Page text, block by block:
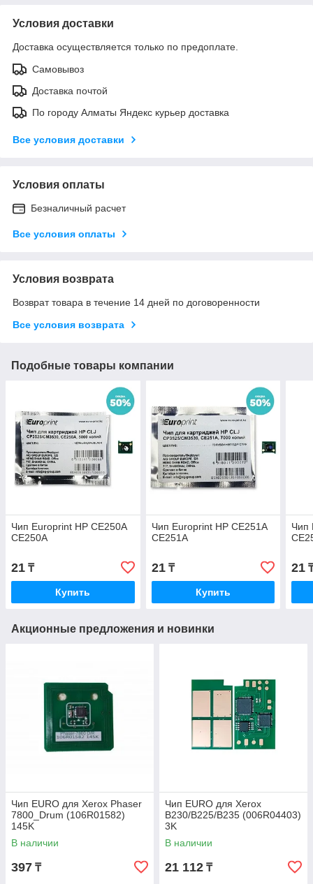
Условия доставки
Доставка осуществляется только по предоплате.
Самовывоз
Доставка почтой
По городу Алматы Яндекс курьер доставка
Все условия доставки
Условия оплаты
Безналичный расчет
Все условия оплаты
Условия возврата
Возврат товара в течение 14 дней по договоренности
Все условия возврата
Подобные товары компании
Чип Europrint HP CE250A
CE250A
21 ₸
Купить
Чип Europrint HP CE251A
CE251A
21₸
Купить
Чип
21
Акционные предложения и новинки
Чип EURO для Xerox Phaser
7800_Drum (106R01582)
145K
В наличии
397 ₸
Чип EURO для Xerox
B230/B225/B235 (006R04403)
3K
В наличии
21 112 ₸